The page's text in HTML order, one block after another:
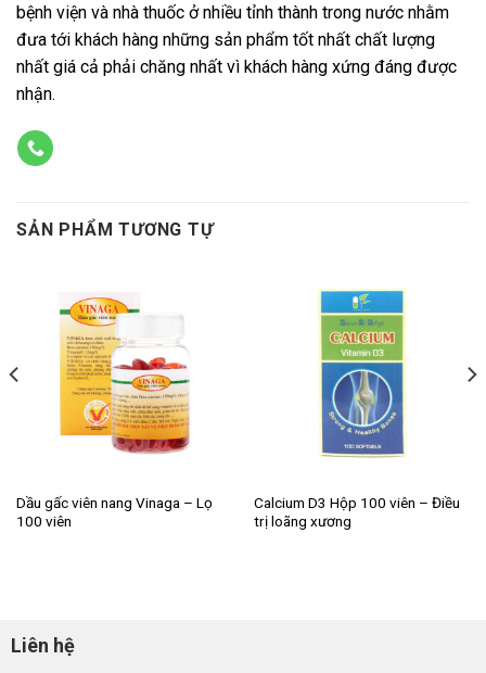
bệnh viện và nhà thuốc ở nhiều tỉnh thành trong nước nhằm
đưa tới khách hàng những sản phẩm tốt nhất chất lượng
nhất giá cả phải chăng nhất vì khách hàng xứng đáng được
nhận.
SẢN PHẨM TƯƠNG TỰ
Dầu gấc viên nang Vinaga – Lọ
100 viên
Calcium D3 Hộp 100 viên – Điều
trị loãng xương
Liên hệ